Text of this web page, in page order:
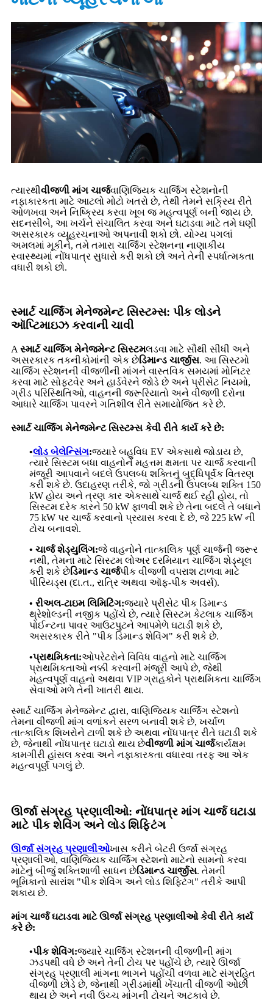
ત્યારથીવીજળી માંગ ચાર્જવાણિજ્યિક ચાર્જિંગ સ્ટેશનોની
નફાકારકતા માટે આટલો મોટો ખતરો છે, તેથી તેમને સક્રિય રીતે
ઓળખવા અને નિષ્ક્રિય કરવા ખૂબ જ મહત્વપૂર્ણ બની જાય છે.
સદનસીબે, આ ખર્ચને સંચાલિત કરવા અને ઘટાડવા માટે તમે ઘણી
અસરકારક વ્યૂહરચનાઓ અપનાવી શકો છો. યોગ્ય પગલાં
અમલમાં મૂકીને, તમે તમારા ચાર્જિંગ સ્ટેશનના નાણાકીય
સ્વાસ્થ્યમાં નોંધપાત્ર સુધારો કરી શકો છો અને તેની સ્પર્ધાત્મકતા
વધારી શકો છો.
સ્માર્ટ ચાર્જિંગ મેનેજમેન્ટ સિસ્ટમ્સ: પીક લોડને
ઑપ્ટિમાઇઝ કરવાની ચાવી
A સ્માર્ટ ચાર્જિંગ મેનેજમેન્ટ સિસ્ટમલડવા માટે સૌથી સીધી અને
અસરકારક તકનીકોમાંની એક છેડિમાન્ડ ચાર્જીસ. આ સિસ્ટમો
ચાર્જિંગ સ્ટેશનની વીજળીની માંગને વાસ્તવિક સમયમાં મોનિટર
કરવા માટે સોફ્ટવેર અને હાર્ડવેરને જોડે છે અને પ્રીસેટ નિયમો,
ગ્રીડ પરિસ્થિતિઓ, વાહનની જરૂરિયાતો અને વીજળી દરોના
આધારે ચાર્જિંગ પાવરને ગતિશીલ રીતે સમાયોજિત કરે છે.
સ્માર્ટ ચાર્જિંગ મેનેજમેન્ટ સિસ્ટમ્સ કેવી રીતે કાર્ય કરે છે:
•લોડ બેલેન્સિંગ:જ્યારે બહુવિધ EV એકસાથે જોડાય છે,
ત્યારે સિસ્ટમ બધા વાહનોને મહત્તમ ક્ષમતા પર ચાર્જ કરવાની
મંજૂરી આપવાને બદલે ઉપલબ્ધ શક્તિનું બુદ્ધિપૂર્વક વિતરણ
કરી શકે છે. ઉદાહરણ તરીકે, જો ગ્રીડની ઉપલબ્ધ શક્તિ 150
kW હોય અને ત્રણ કાર એકસાથે ચાર્જ થઈ રહી હોય, તો
સિસ્ટમ દરેક કારને 50 kW ફાળવી શકે છે તેના બદલે તે બધાને
75 kW પર ચાર્જ કરવાનો પ્રયાસ કરવા દે છે, જે 225 kW ની
ટોચ બનાવશે.
• ચાર્જ શેડ્યુલિંગ:જે વાહનોને તાત્કાલિક પૂર્ણ ચાર્જની જરૂર
નથી, તેમના માટે સિસ્ટમ લોઅર દરમિયાન ચાર્જિંગ શેડ્યૂલ
કરી શકે છેડિમાન્ડ ચાર્જપીક વીજળી વપરાશ ટાળવા માટે
પીરિયડ્સ (દા.ત., રાત્રિ અથવા ઑફ-પીક અવર્સ).
• રીઅલ-ટાઇમ લિમિટિંગ:જ્યારે પ્રીસેટ પીક ડિમાન્ડ
થ્રેશોલ્ડની નજીક પહોંચે છે, ત્યારે સિસ્ટમ કેટલાક ચાર્જિંગ
પોઈન્ટના પાવર આઉટપુટને આપમેળે ઘટાડી શકે છે,
અસરકારક રીતે "પીક ડિમાન્ડ શેવિંગ" કરી શકે છે.
•પ્રાથમિકતા:ઓપરેટરોને વિવિધ વાહનો માટે ચાર્જિંગ
પ્રાથમિકતાઓ નક્કી કરવાની મંજૂરી આપે છે, જેથી
મહત્વપૂર્ણ વાહનો અથવા VIP ગ્રાહકોને પ્રાથમિકતા ચાર્જિંગ
સેવાઓ મળે તેની ખાતરી થાય.
સ્માર્ટ ચાર્જિંગ મેનેજમેન્ટ દ્વારા, વાણિજ્યિક ચાર્જિંગ સ્ટેશનો
તેમના વીજળી માંગ વળાંકને સરળ બનાવી શકે છે, ખર્ચાળ
તાત્કાલિક શિખરોને ટાળી શકે છે અથવા નોંધપાત્ર રીતે ઘટાડી શકે
છે, જેનાથી નોંધપાત્ર ઘટાડો થાય છેવીજળી માંગ ચાર્જકાર્યક્ષમ
કામગીરી હાંસલ કરવા અને નફાકારકતા વધારવા તરફ આ એક
મહત્વપૂર્ણ પગલું છે.
ઊર્જા સંગ્રહ પ્રણાલીઓ: નોંધપાત્ર માંગ ચાર્જ ઘટાડા
માટે પીક શેવિંગ અને લોડ શિફ્ટિંગ
ઊર્જા સંગ્રહ પ્રણાલીઓખાસ કરીને બેટરી ઉર્જા સંગ્રહ
પ્રણાલીઓ, વાણિજ્યિક ચાર્જિંગ સ્ટેશનો માટેનો સામનો કરવા
માટેનું બીજું શક્તિશાળી સાધન છેડિમાન્ડ ચાર્જીસ. તેમની
ભૂમિકાનો સારાંશ "પીક શેવિંગ અને લોડ શિફ્ટિંગ" તરીકે આપી
શકાય છે.
માંગ ચાર્જ ઘટાડવા માટે ઊર્જા સંગ્રહ પ્રણાલીઓ કેવી રીતે કાર્ય
કરે છે:
•પીક શેવિંગ:જ્યારે ચાર્જિંગ સ્ટેશનની વીજળીની માંગ
ઝડપથી વધે છે અને તેની ટોચ પર પહોંચે છે, ત્યારે ઊર્જા
સંગ્રહ પ્રણાલી માંગના ભાગને પહોંચી વળવા માટે સંગ્રહિત
વીજળી છોડે છે, જેનાથી ગ્રીડમાંથી ખેંચાતી વીજળી ઓછી
થાય છે અને નવી ઉચ્ચ માંગની ટોચને અટકાવે છે.